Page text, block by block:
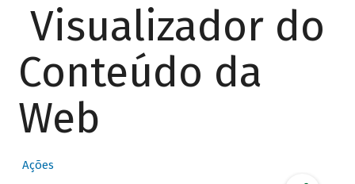
Visualizador do
Conteúdo da
Web
Ações